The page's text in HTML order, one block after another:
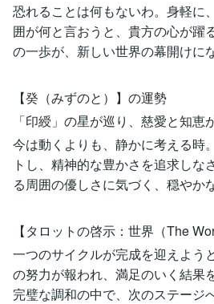
恐れることは何もないわ。身軽に
囲が何と言おうと、貴方の心が躍
の一歩が、新しい世界の幕開けに
【癸（みずのと）】の運勢
「印綬」の星が巡り、慈愛と知恵
今は動くよりも、静かに考える時
トし、精神的な豊かさを追求しな
る周囲の優しさに気づく、穏やか
【タロットの啓示：世界（The
一つのサイクルが完成を迎えよう
の努力が報われ、満足のいく結果
完璧な調和の中で、次のステージ